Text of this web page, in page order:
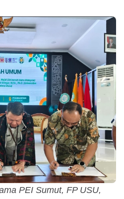
PEI Sumut, FP USU,